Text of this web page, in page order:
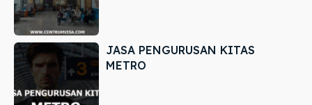
JASA PENGURUSAN KITAS
METRO